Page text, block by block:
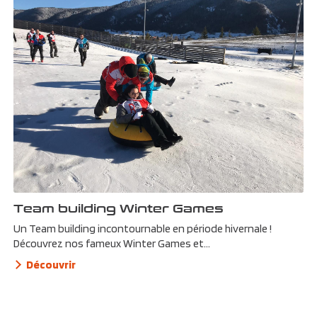
Team building Winter Games
Un Team building incontournable en période hivernale !
Découvrez nos fameux Winter Games et...
Découvrir